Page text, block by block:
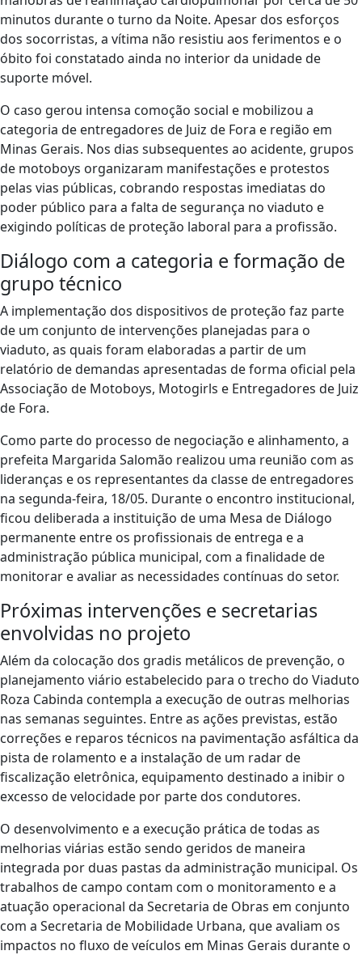
minutos durante o turno da Noite. Apesar dos esforços
dos socorristas, a vítima não resistiu aos ferimentos e o
óbito foi constatado ainda no interior da unidade de
suporte móvel.
O caso gerou intensa comoção social e mobilizou a
categoria de entregadores de Juiz de Fora e região em
Minas Gerais. Nos dias subsequentes ao acidente, grupos
de motoboys organizaram manifestações e protestos
pelas vias públicas, cobrando respostas imediatas do
poder público para a falta de segurança no viaduto e
exigindo políticas de proteção laboral para a profissão.
Diálogo com a categoria e formação de
grupo técnico
A implementação dos dispositivos de proteção faz parte
de um conjunto de intervenções planejadas para o
viaduto, as quais foram elaboradas a partir de um
relatório de demandas apresentadas de forma oficial pela
Associação de Motoboys, Motogirls e Entregadores de Juiz
de Fora.
Como parte do processo de negociação e alinhamento, a
prefeita Margarida Salomão realizou uma reunião com as
lideranças e os representantes da classe de entregadores
na segunda-feira, 18/05. Durante o encontro institucional,
ficou deliberada a instituição de uma Mesa de Diálogo
permanente entre os profissionais de entrega e a
administração pública municipal, com a finalidade de
monitorar e avaliar as necessidades contínuas do setor.
Próximas intervenções e secretarias
envolvidas no projeto
Além da colocação dos gradis metálicos de prevenção, o
planejamento viário estabelecido para o trecho do Viaduto
Roza Cabinda contempla a execução de outras melhorias
nas semanas seguintes. Entre as ações previstas, estão
correções e reparos técnicos na pavimentação asfáltica da
pista de rolamento e a instalação de um radar de
fiscalização eletrônica, equipamento destinado a inibir o
excesso de velocidade por parte dos condutores.
O desenvolvimento e a execução prática de todas as
melhorias viárias estão sendo geridos de maneira
integrada por duas pastas da administração municipal. Os
trabalhos de campo contam com o monitoramento e a
atuação operacional da Secretaria de Obras em conjunto
com a Secretaria de Mobilidade Urbana, que avaliam os
impactos no fluxo de veículos em Minas Gerais durante o